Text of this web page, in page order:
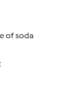
of soda